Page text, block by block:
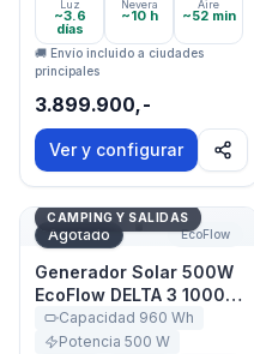
Luz
~3.6
días
Nevera
~10 h
Aire
~52 min
🚚 Envío incluido a ciudades
principales
3.899.900,-
Ver y configurar
Generador Solar 500W
Agotado EcoFlow
CAMPING Y SALIDAS
Generador Solar 500W
EcoFlow DELTA 3 1000
AirCapacidad 960 Wh
Potencia 500 W